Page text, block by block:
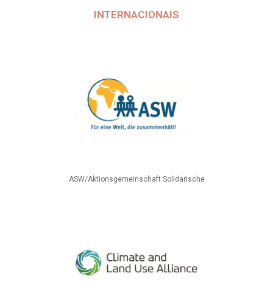
INTERNACIONAIS
ASW/Aktionsgemeinschaft Solidarische